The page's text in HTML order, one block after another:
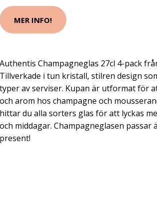
MER INFO!
Authentis Champagneglas 27cl 4-pack
Tillverkade i tun kristall, stilren design
typer av serviser. Kupan är utformat för
och arom hos champagne och
hittar du alla sorters glas för att lyckas
och middagar. Champagneglasen passar
present!